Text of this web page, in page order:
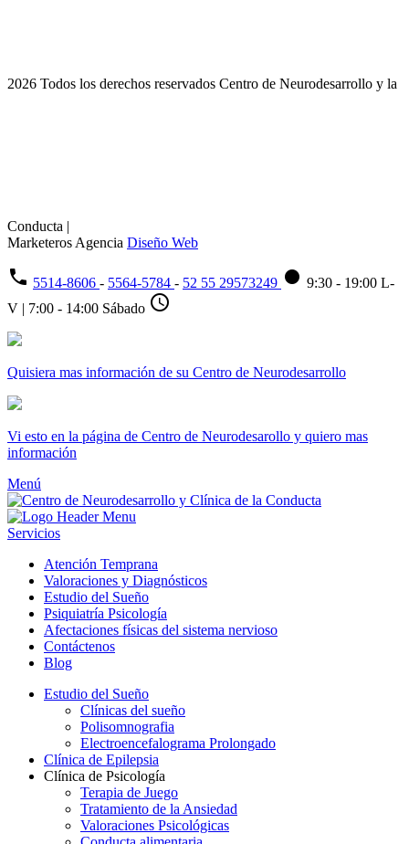
2026 Todos los derechos reservados Centro de Neurodesarrollo y la
Conducta |
Marketeros Agencia Diseño Web
phone 5514-8606 - 5564-5784 - 52 55 29573249 fiber_manual_record 9:30 - 19:00 L-
V | 7:00 - 14:00 Sábado schedule
Quisiera mas información de su Centro de Neurodesarrollo
Vi esto en la página de Centro de Neurodesarollo y quiero mas
información
Menú
Servicios
Atención Temprana
Valoraciones y Diagnósticos
Estudio del Sueño
Psiquiatría Psicología
Afectaciones físicas del sistema nervioso
Contáctenos
Blog
Estudio del Sueño
Clínicas del sueño
Polisomnografia
Electroencefalograma Prolongado
Clínica de Epilepsia
Clínica de Psicología
Terapia de Juego
Tratamiento de la Ansiedad
Valoraciones Psicológicas